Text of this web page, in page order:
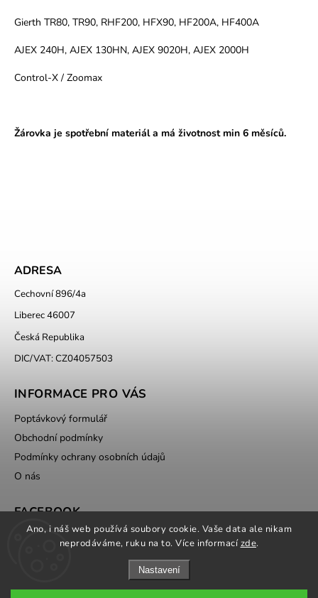
Ano, i náš web používá soubory cookie. Vaše data ale nikam
neprodáváme, ruku na to. Více informacízde.
Nastavení
Gierth TR80, TR90, RHF200, HFX90, HF200A, HF400A
AJEX 240H, AJEX 130HN, AJEX 9020H, AJEX 2000H
Control-X / Zoomax
Žárovka je spotřební materiál a má životnost min 6 měsíců.
ADRESA
Cechovní 896/4a
Liberec 46007
Česká Republika
DIC/VAT: CZ04057503
INFORMACE PRO VÁS
Poptávkový formulář
Obchodní podmínky
Podmínky ochrany osobních údajů
O nás
FACEBOOK